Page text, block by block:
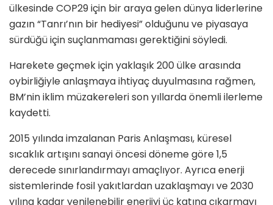
ülkesinde COP29 için bir araya gelen dünya liderlerine
gazın “Tanrı’nın bir hediyesi” olduğunu ve piyasaya
sürdüğü için suçlanmaması gerektiğini söyledi.
Harekete geçmek için yaklaşık 200 ülke arasında
oybirliğiyle anlaşmaya ihtiyaç duyulmasına rağmen,
BM’nin iklim müzakereleri son yıllarda önemli ilerleme
kaydetti.
2015 yılında imzalanan Paris Anlaşması, küresel
sıcaklık artışını sanayi öncesi döneme göre 1,5
derecede sınırlandırmayı amaçlıyor. Ayrıca enerji
sistemlerinde fosil yakıtlardan uzaklaşmayı ve 2030
yılına kadar yenilenebilir enerjiyi üç katına çıkarmayı